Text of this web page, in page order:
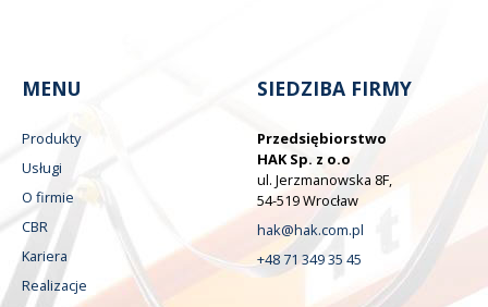
MENU
Produkty
Usługi
O firmie
CBR
Kariera
Realizacje
SIEDZIBA FIRMY
Przedsiębiorstwo
HAK Sp. z o.o
ul. Jerzmanowska 8F,
54-519 Wrocław
hak@hak.com.pl
+48 71 349 35 45